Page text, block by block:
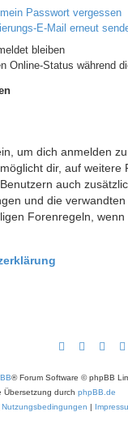
Passwort vergessen
E-Mail erneut
bleiben
Online-Status während
um dich anmelden
dir, auf weitere
auch
und die
Forenregeln,
® Forum Software © phpBB
Übersetzung durch phpBB.de
Nutzungsbedingungen |